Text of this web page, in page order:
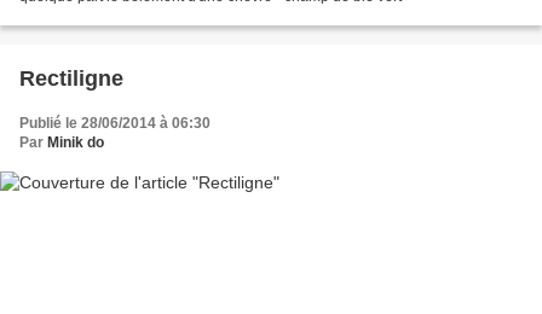
Rectiligne
Publié le 28/06/2014 à 06:30
Par Minik do